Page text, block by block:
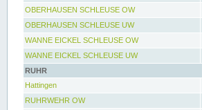
OBERHAUSEN SCHLEUSE OW
OBERHAUSEN SCHLEUSE UW
WANNE EICKEL SCHLEUSE OW
WANNE EICKEL SCHLEUSE UW
RUHR
Hattingen
RUHRWEHR OW